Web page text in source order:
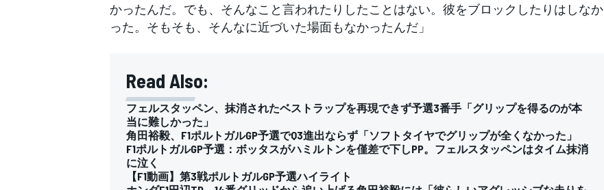
かったんだ。でも、そんなこと言われたりしたことはない。彼をブロックしたりはしなか
った。そもそも、そんなに近づいた場面もなかったんだ」
Read Also:
フェルスタッペン、抹消されたベストラップを再現できず予選3番手「グリップを得るのが本
当に難しかった」
角田裕毅、F1ポルトガルGP予選でQ3進出ならず「ソフトタイヤでグリップが全くなかった」
F1ポルトガルGP予選：ボッタスがハミルトンを僅差で下しPP。フェルスタッペンはタイム抹消
に泣く
【F1動画】第3戦ポルトガルGP予選ハイライト